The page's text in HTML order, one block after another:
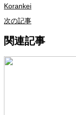
Korankei
次の記事
関連記事